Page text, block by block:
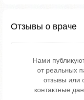
Отзывы о враче
Нами
от реальных
отзывы или
контактные